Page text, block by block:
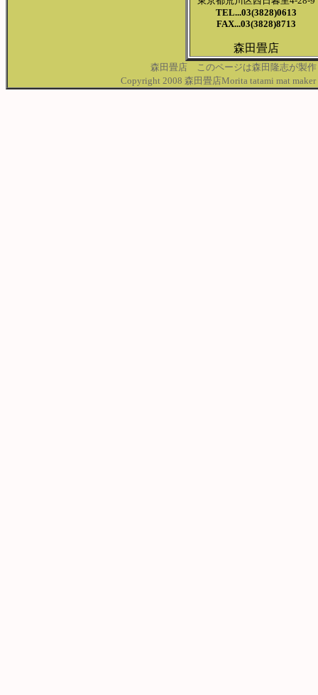
TEL...03(3828)0613
FAX...03(3828)8713
森田畳店
森田畳店 このページは森田隆志が製作
Copyright 2008 森田畳店Morita tatami mat maker